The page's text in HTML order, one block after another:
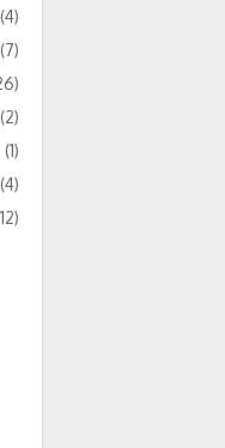
(4)
(7)
(2)
(1)
(4)